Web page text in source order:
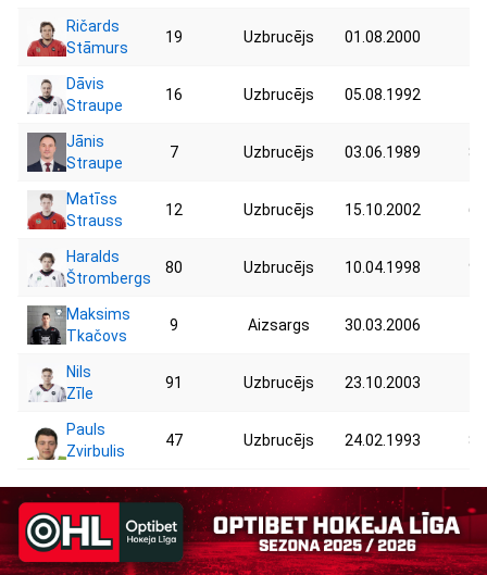
Ričards
Stāmurs
19 Uzbrucējs 01.08.2000
Dāvis
Straupe
16 Uzbrucējs 05.08.1992
Jānis
Straupe
7 Uzbrucējs 03.06.1989
Matīss
Strauss
12 Uzbrucējs 15.10.2002
Haralds
Štrombergs
80 Uzbrucējs 10.04.1998
Maksims
Tkačovs
9 Aizsargs 30.03.2006
Nils
Zīle
91 Uzbrucējs 23.10.2003
Pauls
Zvirbulis
47 Uzbrucējs 24.02.1993